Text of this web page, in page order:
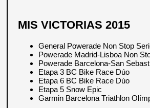
MIS VICTORIAS 2015
General Powerade Non Stop
Powerade Madrid-Lisboa Non
Powerade Barcelona-San
Etapa 3 BC Bike Race Dúo
Etapa 6 BC Bike Race Dúo
Etapa 5 Snow Epic
Garmin Barcelona Triathlon